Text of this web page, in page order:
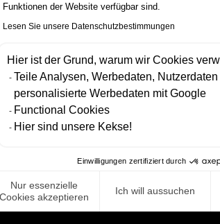
KANNST WER
der Gleichbehandlung und
Alter, Herkunft, persönliche
Bereicherung. Diskriminierendes
die Unterzeichnung der Charta der Vielfalt
Funktionen der Website verfügbar sind.
Lesen Sie unsere Datenschutzbestimmungen
Hier ist der Grund, warum wir Cookies
Teile Analysen, Werbedaten, Nutzerdaten
personalisierte Werbedaten mit Google
Functional Cookies
Hier sind unsere Kekse!
Einwilligungen zertifiziert durch
Nur essenzielle
Cookies akzeptieren
Ich will aussuchen